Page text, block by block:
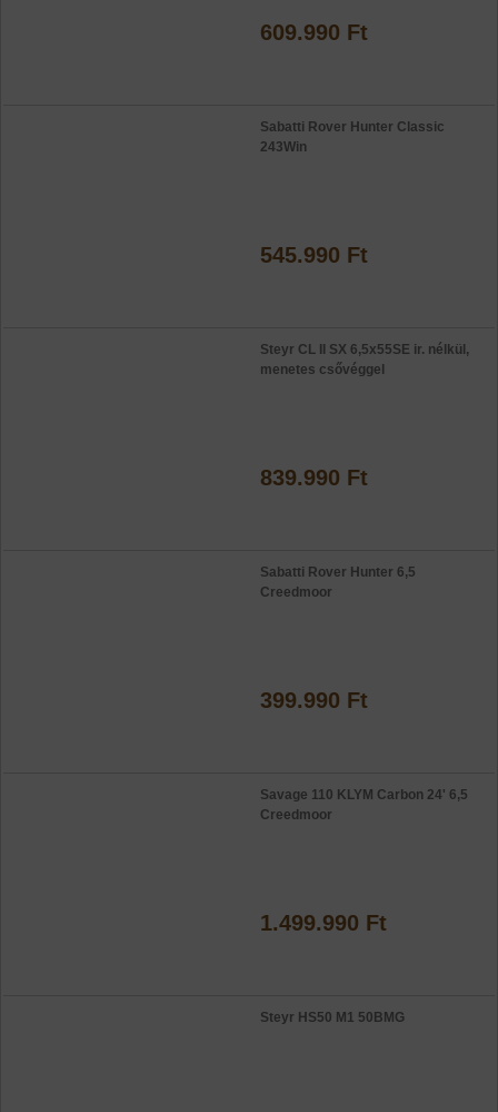
609.990 Ft
Sabatti Rover Hunter Classic
243Win
545.990 Ft
Steyr CL II SX 6,5x55SE ir. nélkül,
menetes csővéggel
839.990 Ft
Sabatti Rover Hunter 6,5
Creedmoor
399.990 Ft
Savage 110 KLYM Carbon 24' 6,5
Creedmoor
1.499.990 Ft
Steyr HS50 M1 50BMG